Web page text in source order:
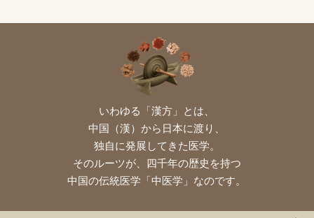
いわゆる「漢方」とは、
中国（漢）から日本に渡り、
独自に発展してきた医学。
そのルーツが、四千年の歴史を持つ
中国の伝統医学「中医学」なのです。